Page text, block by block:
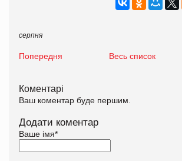
серпня
Попередня Весь список
Коментарі
Ваш коментар буде першим.
Додати коментар
Ваше імя*